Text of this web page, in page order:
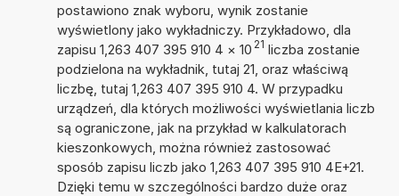
postawiono znak wyboru, wynik zostanie
wyświetlony jako wykładniczy. Przykładowo, dla
zapisu 1,263 407 395 910 4 × 10 21 liczba zostanie
podzielona na wykładnik, tutaj 21, oraz właściwą
liczbę, tutaj 1,263 407 395 910 4. W przypadku
urządzeń, dla których możliwości wyświetlania liczb
są ograniczone, jak na przykład w kalkulatorach
kieszonkowych, można również zastosować
sposób zapisu liczb jako 1,263 407 395 910 4E+21.
Dzięki temu w szczególności bardzo duże oraz